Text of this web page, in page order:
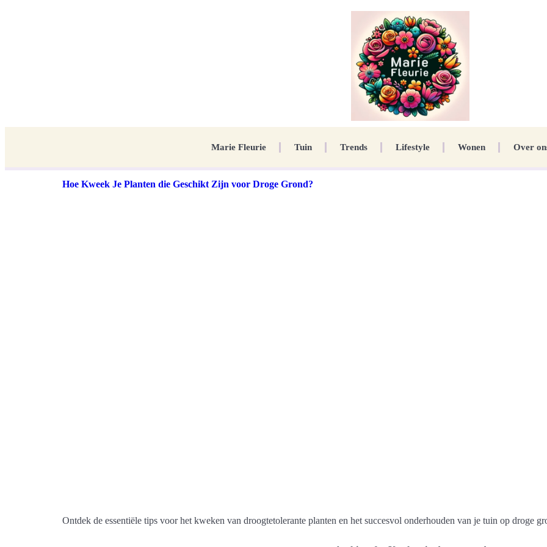
Marie Fleurie Tuin Trends Lifestyle Wonen Over
Hoe Kweek Je Planten die Geschikt Zijn voor Droge Grond?
Ontdek de essentiële tips voor het kweken van droogtetolerante planten en het succesvol onderhouden van je tuin op droge